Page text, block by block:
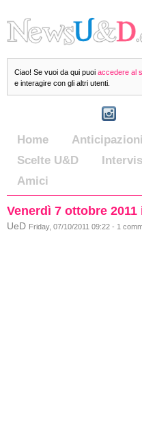
Ciao! Se vuoi da qui puoi accedere al
e interagire con gli altri utenti.
Home Anticipazioni
Scelte U&D
Amici
Venerdì 7 ottobre
UeD Friday, 07/10/2011 09:22 - 1